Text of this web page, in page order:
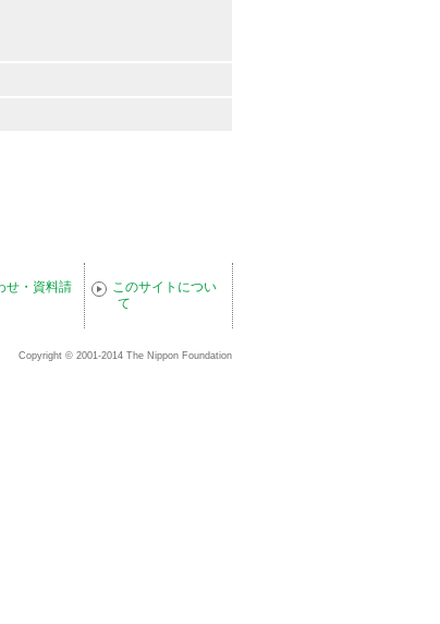
せ・資料請
このサイトについ
て
Copyright © 2001-2014 The Nippon Foundation